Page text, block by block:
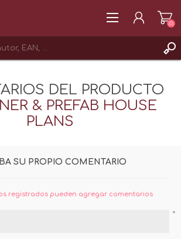
(0)
DEL PRODUCTO
& PREFAB HOUSE
PLANS
SU PROPIO COMENTARIO
registrados pueden agregar comentarios
*